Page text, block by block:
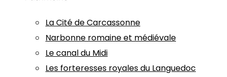
La Cité de Carcassonne
Narbonne romaine et médiévale
Le canal du Midi
Les forteresses royales du Languedoc